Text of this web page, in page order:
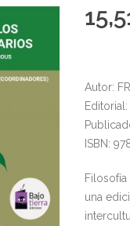
Autor:
Editorial:
ISBN:
una